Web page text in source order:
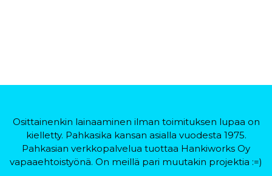
Osittainenkin lainaaminen ilman toimituksen lupaa on
kielletty. Pahkasika kansan asialla vuodesta 1975.
Pahkasian verkkopalvelua tuottaa Hankiworks Oy
vapaaehtoistyönä. On meillä pari muutakin projektia :=)